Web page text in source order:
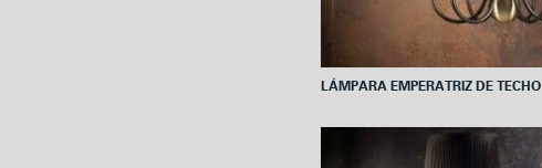
LÁMPARA EMPERATRIZ DE TECHO